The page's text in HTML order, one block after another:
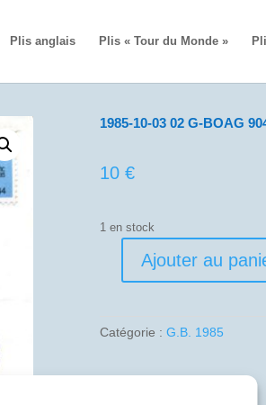
Plis anglais Plis « Tour du Monde »
1985-10-03 02 G-BOAG
10 €
1 en stock
quantité
10-
02
Ajouter au
Catégorie : G.B. 1985